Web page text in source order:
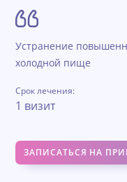
Устранение
холодной пище
Срок лечения:
1 визит
ЗАПИСАТЬСЯ НА